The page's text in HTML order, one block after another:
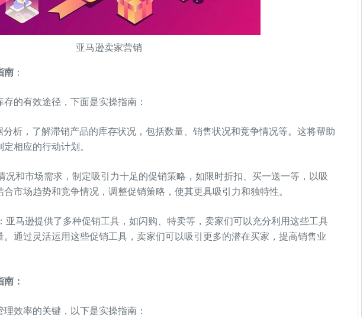
亚马逊卖家营销
南：
的有效途径，下面是实操指南：
分析，了解滞销产品的库存状况，包括数量、销售状况和竞争情况等。这将帮助
相应的行动计划。
况和市场需求，制定吸引力十足的促销策略，如限时折扣、买一送一等，以吸
市场趋势和竞争情况，调整促销策略，使其更具吸引力和独特性。
亚马逊提供了多种促销工具，如闪购、特卖等，卖家们可以充分利用这些工具
通过灵活运用这些促销工具，卖家们可以吸引更多的潜在买家，提高销售业
：
效率的关键，以下是实操指南：